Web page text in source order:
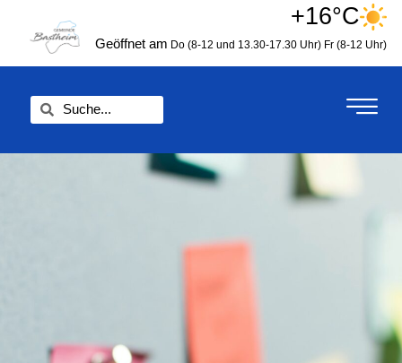
springen
+16°C
Geöffnet am Do (8-12 und 13.30-17.30 Uhr) Fr (8-12 Uhr)